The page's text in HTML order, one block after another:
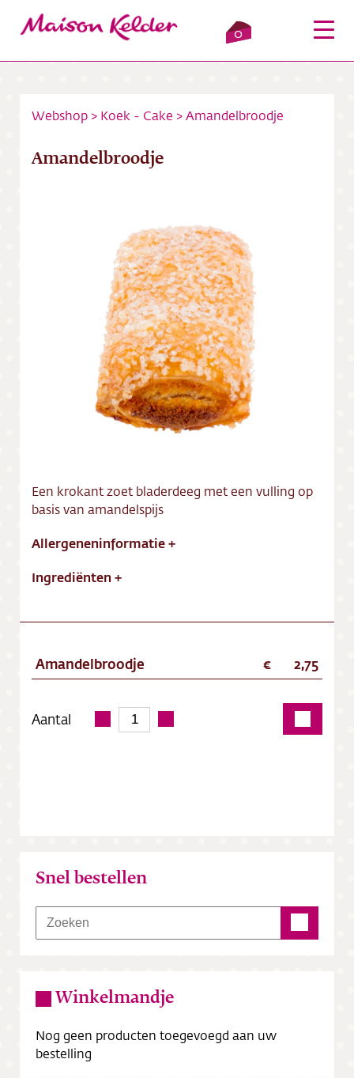
0
Inloggen
Webshop > Koek - Cake >Amandelbroodje
Amandelbroodje
Een krokant zoet bladerdeeg met een vulling op
basis van amandelspijs
Allergeneninformatie+
Ingrediënten +
Amandelbroodje 2,75
Aantal
Snel bestellen
Winkelmandje
Nog geen producten toegevoegd aan uw
bestelling